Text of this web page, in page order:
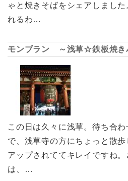
ゃと焼きそばをシェアしました
れるわ…
モンブラン ～浅草☆鉄板焼き
この日は久々に浅草。待ち合
で、浅草寺の方にちょっと散
アップされててキレイですね
は、…